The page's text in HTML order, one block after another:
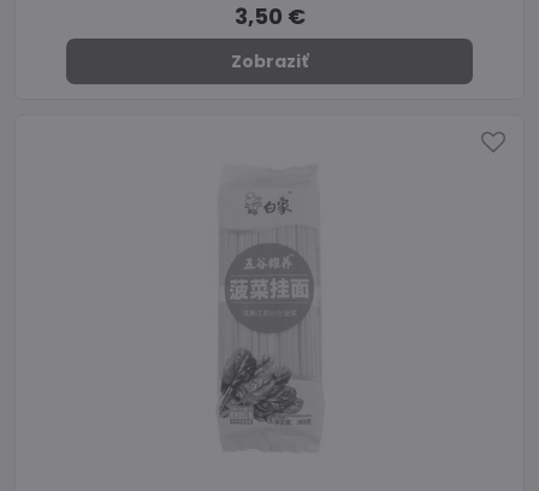
3,50 €
Zobraziť